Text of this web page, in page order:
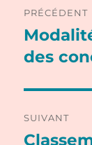
de
l’article
PRÉCÉDENT
Publication
précédente
des
SUIVANT
Publication